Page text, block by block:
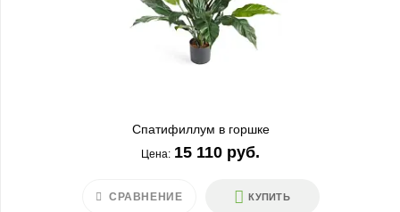
Спатифиллум в горшке
Цена: 15 110 руб.
КУПИТЬ
СРАВНЕНИЕ